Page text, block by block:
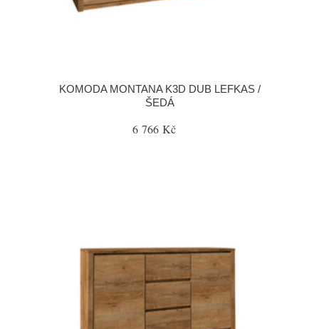
KOMODA MONTANA K3D DUB LEFKAS /
ŠEDÁ
6 766 Kč